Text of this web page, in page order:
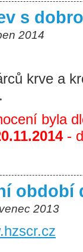
s
2014
krve a
byla
-
období
2013